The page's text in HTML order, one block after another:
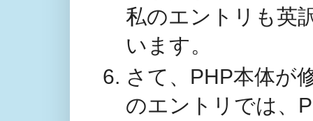
私のエントリも英
います。
さて、PHP本体が
のエントリでは、